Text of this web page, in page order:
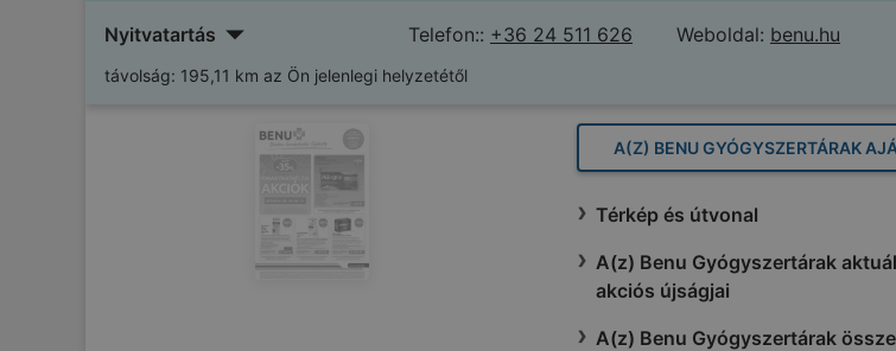
Nyitvatartás Telefon:: +36 24 511 626 Weboldal: benu.hu
távolság: 195,11 km az Ön jelenlegi helyzetétől
A(Z) BENU GYÓGYSZERTÁRAK
Térkép és útvonal
A(z) Benu Gyógyszertárak
akciós újságjai
A(z) Benu Gyógyszertárak